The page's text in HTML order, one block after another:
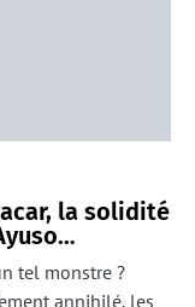
la solidité
tel monstre ?
annihilé, les